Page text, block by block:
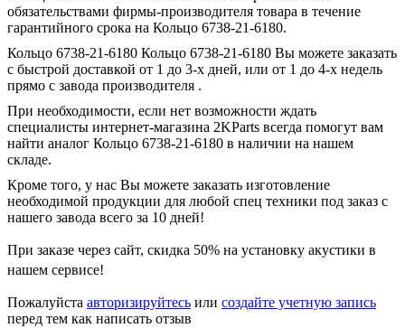
обязательствами фирмы-производителя товара в течение
гарантийного срока на Кольцо 6738-21-6180.
Кольцо 6738-21-6180 Кольцо 6738-21-6180 Вы можете заказать
с быстрой доставкой от 1 до 3-х дней, или от 1 до 4-х недель
прямо с завода производителя .
При необходимости, если нет возможности ждать
специалисты интернет-магазина 2KParts всегда помогут вам
найти аналог Кольцо 6738-21-6180 в наличии на нашем
складе.
Кроме того, у нас Вы можете заказать изготовление
необходимой продукции для любой спец техники под заказ с
нашего завода всего за 10 дней!
При заказе через сайт, скидка 50% на установку акустики в
нашем сервисе!
Пожалуйста авторизируйтесь или создайте учетную запись
перед тем как написать отзыв